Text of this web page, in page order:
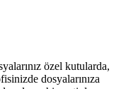
özel kutularda,
dosyalarınıza